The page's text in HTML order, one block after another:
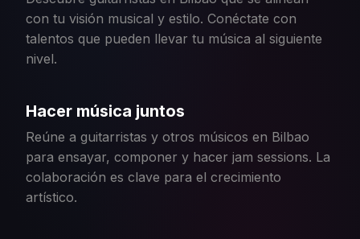
con tu visión musical y estilo. Conéctate con
talentos que pueden llevar tu música al siguiente
nivel.
Hacer música juntos
Reúne a guitarristas y otros músicos en Bilbao
para ensayar, componer y hacer jam sessions. La
colaboración es clave para el crecimiento
artístico.